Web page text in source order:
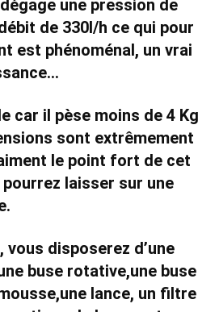
une pression de
de 330l/h ce qui pour
est phénoménal, un vrai
car il pèse moins de 4 Kg
sont extrêmement
le point fort de cet
laisser sur une
disposerez d’une
buse rotative,une buse
lance, un filtre